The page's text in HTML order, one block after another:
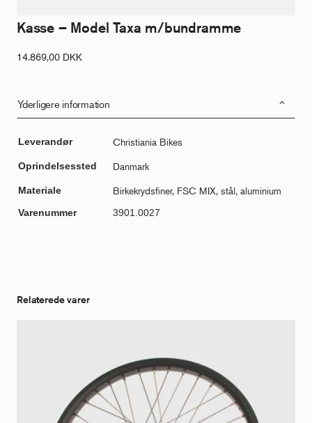
Kasse – Model Taxa m/bundramme
14.869,00 DKK
Yderligere information
Leverandør Christiania Bikes
Oprindelsessted Danmark
Materiale Birkekrydsfiner, FSC MIX, stål, aluminium
Varenummer 3901.0027
Relaterede varer